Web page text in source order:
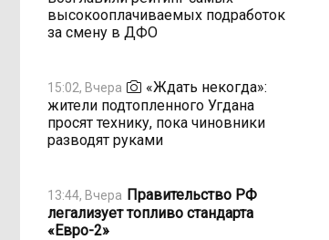
высокооплачиваемых подработок
за смену в ДФО
15:02, Вчера
«Ждать некогда»:
жители подтопленного Угдана
просят технику, пока чиновники
разводят руками
13:44, Вчера Правительство РФ
легализует топливо стандарта
«Евро-2»